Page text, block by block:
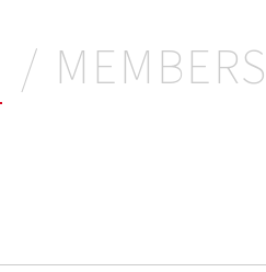
MEMBERS